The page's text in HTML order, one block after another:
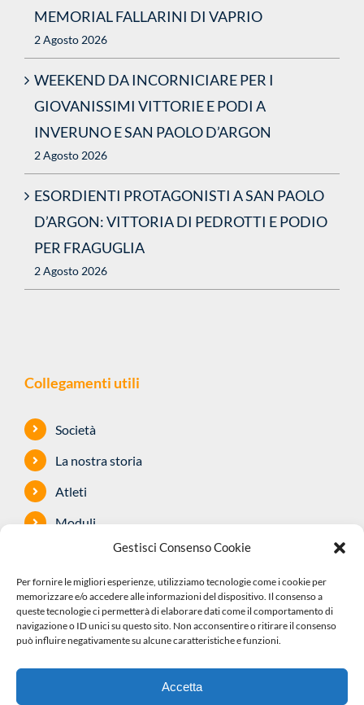
Gestisci Consenso Cookie
Per fornire le migliori esperienze, utilizziamo tecnologie come i cookie per
memorizzare e/o accedere alle informazioni del dispositivo. Il consenso a
queste tecnologie ci permetterà di elaborare dati come il comportamento di
navigazione o ID unici su questo sito. Non acconsentire o ritirare il consenso
può influire negativamente su alcune caratteristiche e funzioni.
Accetta
MEMORIAL FALLARINI DI VAPRIO
2 Agosto 2026
WEEKEND DA INCORNICIARE PER I
GIOVANISSIMI VITTORIE E PODI A
INVERUNO E SAN PAOLO D’ARGON
2 Agosto 2026
ESORDIENTI PROTAGONISTI A SAN PAOLO
D’ARGON: VITTORIA DI PEDROTTI E PODIO
PER FRAGUGLIA
2 Agosto 2026
Collegamenti utili
Società
La nostra storia
Atleti
Moduli
Sponsor
Safeguarding